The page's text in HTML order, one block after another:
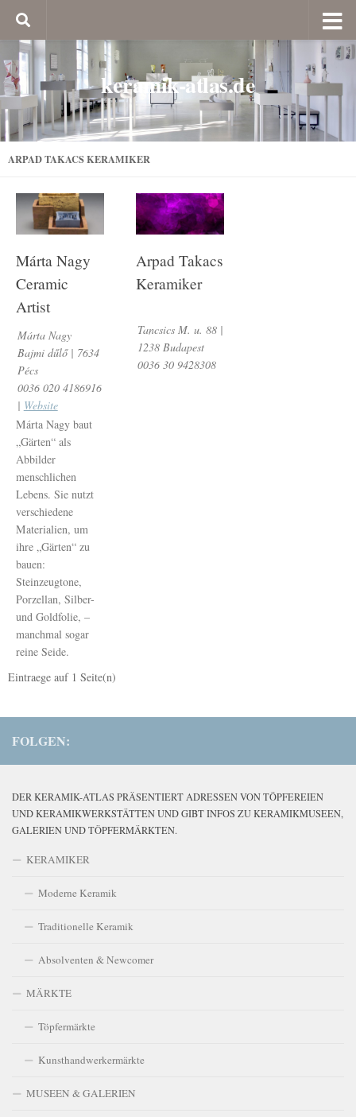
keramik-atlas.de
ARPAD TAKACS KERAMIKER
Márta Nagy
Ceramic
Artist
Márta Nagy
Bajmi dűlő | 7634
Pécs
0036 020 4186916
| Website
Márta Nagy baut
„Gärten“ als
Abbilder
menschlichen
Lebens. Sie nutzt
verschiedene
Materialien, um
ihre „Gärten“ zu
bauen:
Steinzeugtone,
Porzellan, Silber-
und Goldfolie, –
manchmal sogar
reine Seide.
Arpad Takacs
Keramiker
Tancsics M. u. 88 |
1238 Budapest
0036 30 9428308
Eintraege auf 1 Seite(n)
FOLGEN:
DER KERAMIK-ATLAS PRÄSENTIERT ADRESSEN VON TÖPFEREIEN
UND KERAMIKWERKSTÄTTEN UND GIBT INFOS ZU KERAMIKMUSEEN,
GALERIEN UND TÖPFERMÄRKTEN.
KERAMIKER
Moderne Keramik
Traditionelle Keramik
Absolventen & Newcomer
MÄRKTE
Töpfermärkte
Kunsthandwerkermärkte
MUSEEN & GALERIEN